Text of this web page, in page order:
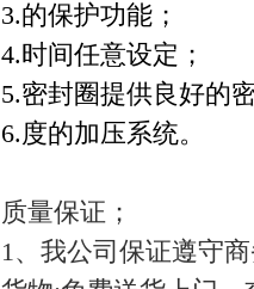
3.的保护功能；
4.时间任意设定；
5.密封圈提供良好的
6.度的加压系统。
质量保证；
1、我公司保证遵守